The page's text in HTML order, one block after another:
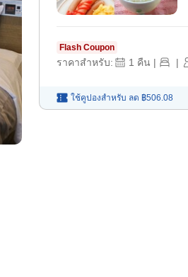
Flash Coupon
ราคาสำหรับ: 1 คืน | |
ใช้คูปองสำหรับ ลด ฿506.08